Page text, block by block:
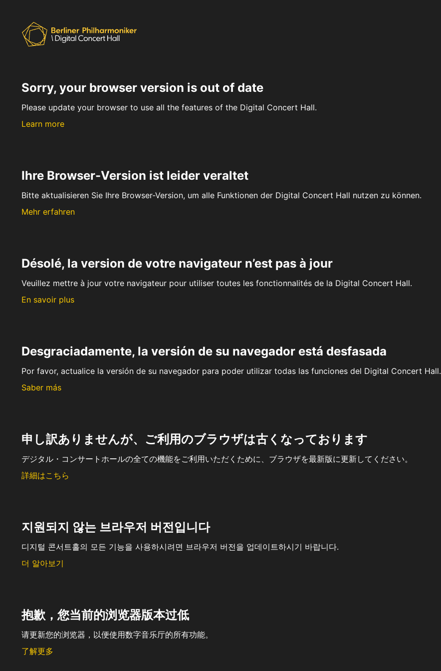
Sorry, your browser version is out of date
Please update your browser to use all the features of the Digital Concert Hall.
Learn more
Ihre Browser-Version ist leider veraltet
Bitte aktualisieren Sie Ihre Browser-Version, um alle Funktionen der Digital Concert Hall nutzen zu können.
Mehr erfahren
Désolé, la version de votre navigateur n’est pas à jour
Veuillez mettre à jour votre navigateur pour utiliser toutes les fonctionnalités de la Digital Concert Hall.
En savoir plus
Desgraciadamente, la versión de su navegador está desfasada
Por favor, actualice la versión de su navegador para poder utilizar todas las funciones del Digital Concert Hall.
Saber más
申し訳ありませんが、ご利用のブラウザは古くなっております
デジタル・コンサートホールの全ての機能をご利用いただくために、ブラウザを最新版に更新してください。
詳細はこちら
지원되지 않는 브라우저 버전입니다
디지털 콘서트홀의 모든 기능을 사용하시려면 브라우저 버전을 업데이트하시기 바랍니다.
더 알아보기
抱歉，您当前的浏览器版本过低
请更新您的浏览器，以便使用数字音乐厅的所有功能。
了解更多